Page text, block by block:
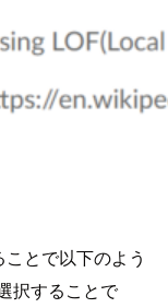
とで以下のよう
択することで